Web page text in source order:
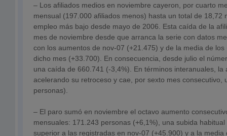
– Los afiliados medios en noviembre cayeron, por cuarto
mensual (197.000 afiliados menos) hasta un total de 18,72
empleo más bajo desde mayo de 2006. Esta caída de la
mes de noviembre desde que arranca la serie con datos
con los aumentos de nov-07 (+21.475) y de la media de
dicho mes (+33.700). En consecuencia, desde julio el
una caída de 660.741 (-3,4%). En términos interanuales, la
acelerando su retroceso y cae, por sexto mes consecutivo,
personas).
– El paro sumó en noviembre el octavo aumento
mensuales: 171.243 personas (+6,1%), una subida
superior a las registradas en nov-07 (+45.900) y a la media